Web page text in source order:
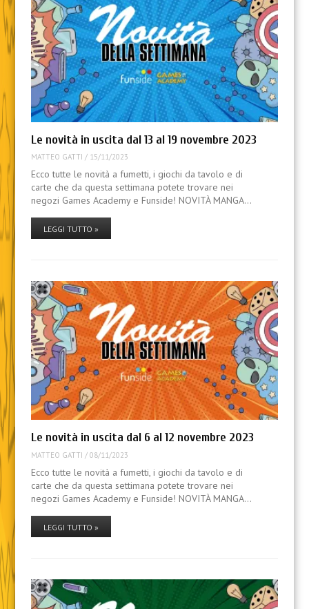
Le novità in uscita dal 13 al 19 novembre 2023
MATTEO GATTI / 15/11/2023
Ecco tutte le novità a fumetti, i giochi da tavolo e di
carte che da questa settimana potete trovare nei
negozi Games Academy e Funside! NOVITÀ MANGA…
LEGGI TUTTO »
Le novità in uscita dal 6 al 12 novembre 2023
MATTEO GATTI / 08/11/2023
Ecco tutte le novità a fumetti, i giochi da tavolo e di
carte che da questa settimana potete trovare nei
negozi Games Academy e Funside! NOVITÀ MANGA…
LEGGI TUTTO »